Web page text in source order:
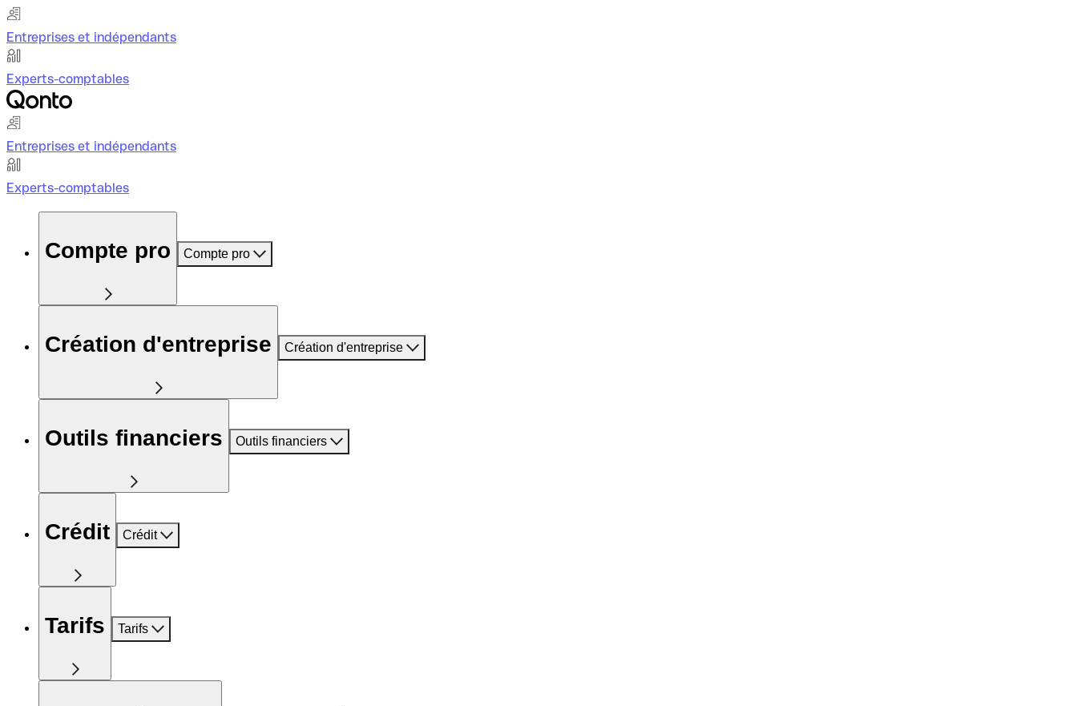
Entreprises et indépendants
Experts-comptables
Entreprises et indépendants
Experts-comptables
Compte pro Compte pro
Création d'entreprise Création d'entreprise
Outils financiers Outils financiers
Crédit Crédit
Tarifs Tarifs